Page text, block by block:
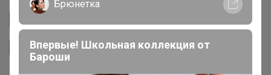
Подписаться на организатора 7.4K
Брюнетка
Впервые! Школьная коллекция от
Бароши